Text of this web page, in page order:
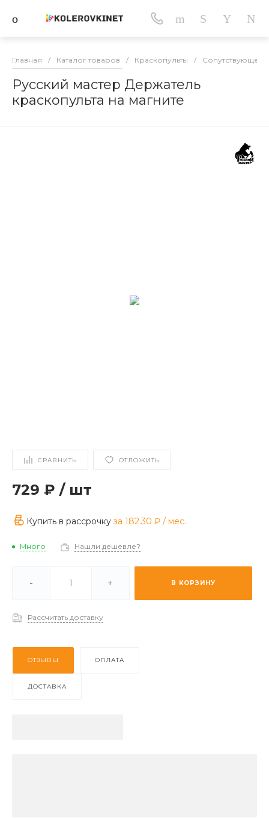
Главная / Каталог товаров / Краскопульты / Сопутствующее
Русский мастер Держатель
краскопульта на магните
СРАВНИТЬ ОТЛОЖИТЬ
729 ₽ / шт
Купить в рассрочку за 182.30 ₽ / мес.
Много Нашли дешевле?
- + В КОРЗИНУ
Рассчитать доставку
ОТЗЫВЫ ОПЛАТА
ДОСТАВКА